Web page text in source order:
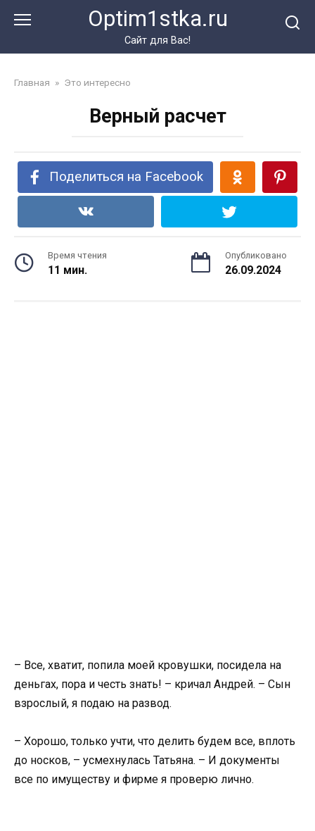
Optim1stka.ru
Сайт для Вас!
Главная » Это интересно
Верный расчет
Поделиться на Facebook
Время чтения
11 мин.
Опубликовано
26.09.2024
– Все, хватит, попила моей кровушки, посидела на
деньгах, пора и честь знать! – кричал Андрей. – Сын
взрослый, я подаю на развод.
– Хорошо, только учти, что делить будем все, вплоть
до носков, – усмехнулась Татьяна. – И документы
все по имуществу и фирме я проверю лично.